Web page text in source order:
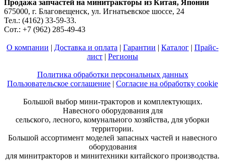
Продажа запчастей на минитракторы из Китая, Японии
675000, г. Благовещенск, ул. Игнатьевское шоссе, 24
Тел.: (4162) 33-59-33.
Сот.: +7 (962) 285-49-43
О компании | Доставка и оплата | Гарантии | Каталог | Прайс-
лист | Регионы
Политика обработки персональных данных
Пользовательское соглашение | Согласие на обработку cookie
Большой выбор мини-тракторов и комплектующих.
Навесного оборудования для
сельского, лесного, комунального хозяйства, для уборки
территории.
Большой ассортимент моделей запасных частей и навесного
оборудования
для минитракторов и минитехники китайского производства.